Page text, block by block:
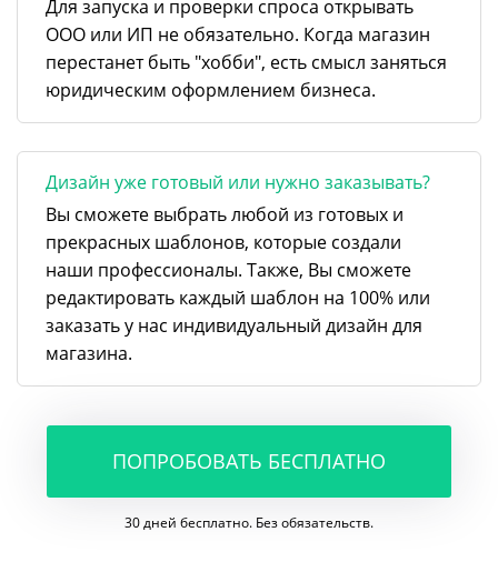
Для запуска и проверки спроса открывать
ООО или ИП не обязательно. Когда магазин
перестанет быть "хобби", есть смысл заняться
юридическим оформлением бизнеса.
Дизайн уже готовый или нужно заказывать?
Вы сможете выбрать любой из готовых и
прекрасных шаблонов, которые создали
наши профессионалы. Также, Вы сможете
редактировать каждый шаблон на 100% или
заказать у нас индивидуальный дизайн для
магазина.
ПОПРОБОВАТЬ БЕСПЛАТНО
30 дней бесплатно. Без обязательств.